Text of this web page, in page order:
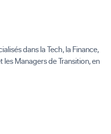
dans la Tech, la Finance,
Managers de Transition, en